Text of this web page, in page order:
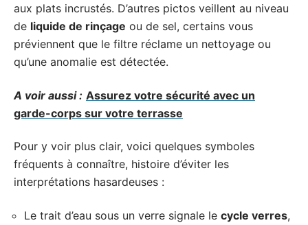
aux plats incrustés. D’autres pictos veillent au niveau
de liquide de rinçage ou de sel, certains vous
préviennent que le filtre réclame un nettoyage ou
qu’une anomalie est détectée.
A voir aussi : Assurez votre sécurité avec un
garde-corps sur votre terrasse
Pour y voir plus clair, voici quelques symboles
fréquents à connaître, histoire d’éviter les
interprétations hasardeuses :
Le trait d’eau sous un verre signale le cycle verres,